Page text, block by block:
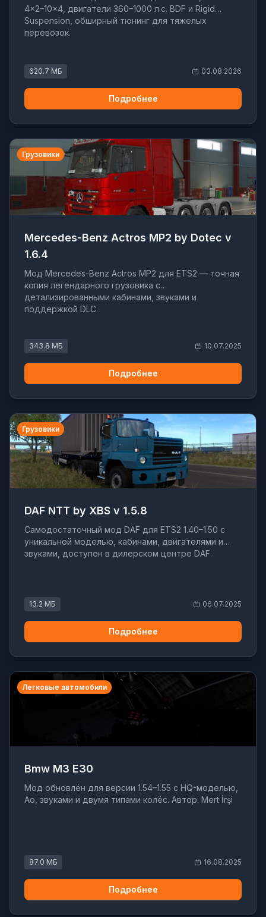
4x2–10x4, двигатели 360–1000 л.с. BDF и Rigid
Suspension, обширный тюнинг для тяжелых
перевозок.
620.7 МБ 03.08.2026
Подробнее
Грузовики
Mercedes-Benz Actros MP2 by Dotec v
1.6.4
Мод Mercedes-Benz Actros MP2 для ETS2 — точная
копия легендарного грузовика с
детализированными кабинами, звуками и
поддержкой DLC.
343.8 МБ 10.07.2025
Подробнее
Грузовики
DAF NTT by XBS v 1.5.8
Самодостаточный мод DAF для ETS2 1.40–1.50 с
уникальной моделью, кабинами, двигателями и
звуками, доступен в дилерском центре DAF.
13.2 МБ 06.07.2025
Подробнее
Легковые автомобили
Bmw M3 E30
Мод обновлён для версии 1.54–1.55 с HQ-моделью,
Ao, звуками и двумя типами колёс. Автор: Mert İrşi
87.0 МБ 16.08.2025
Подробнее